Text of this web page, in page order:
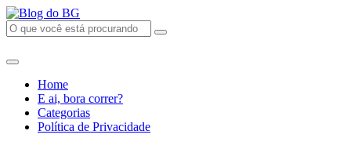
Home
E ai, bora correr?
Categorias
Política de Privacidade